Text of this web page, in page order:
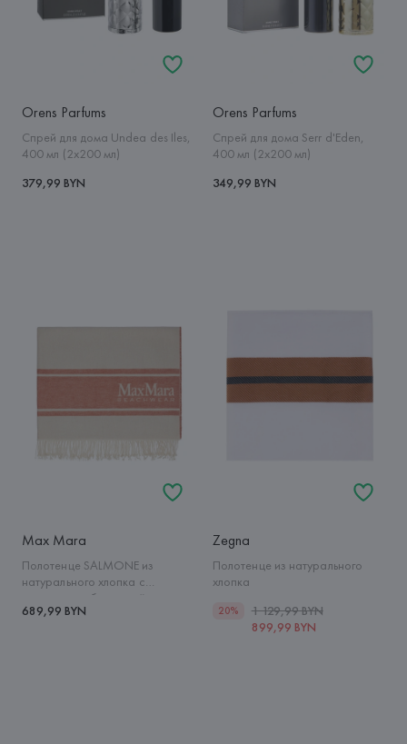
Orens Parfums
Спрей для дома Undea des Iles,
400 мл (2x200 мл)
379,99 BYN
Orens Parfums
Спрей для дома Serr d'Eden,
400 мл (2x200 мл)
349,99 BYN
Max Mara
Полотенце SALMONE из
натурального хлопка с
логотипом и бахромой
689,99 BYN
Zegna
Полотенце из натурального
хлопка
20%
1 129,99 BYN
899,99 BYN